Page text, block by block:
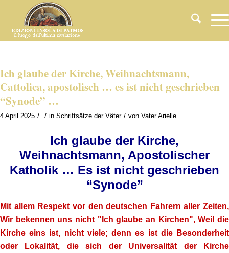
Ich glaube der Kirche, Weihnachtsmann,
Cattolica, apostolisch … es ist nicht geschrieben
“Synode” …
4 April 2025 / / in Schriftsätze der Väter / von Vater Arielle
Ich glaube der Kirche,
Weihnachtsmann, Apostolischer
Katholik … Es ist nicht geschrieben
“Synode”
Mit allem Respekt vor den deutschen Fahrern aller Zeiten,
Wir bekennen uns nicht "Ich glaube an Kirchen", Weil die
Kirche eins ist, nicht viele; denn es ist die Besonderheit
oder Lokalität, die sich der Universalität der Kirche